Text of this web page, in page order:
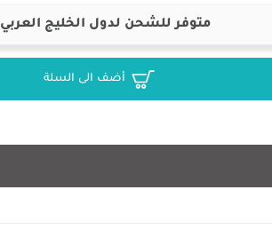
متوفر للشحن لدول الخليج العربي
أضف الى السلة